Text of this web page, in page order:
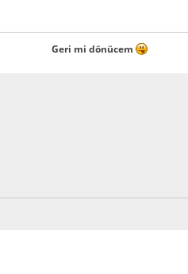
Geri mi dönücem